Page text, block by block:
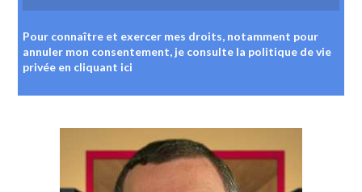
Pour connaître et exercer mes droits, notamment pour
annuler mon consentement, je consulte la politique de vie
privée en cliquant ici